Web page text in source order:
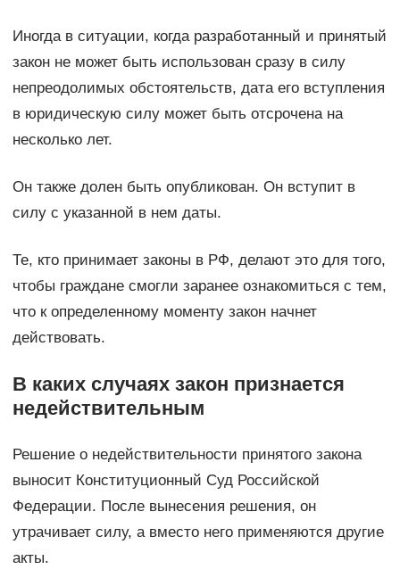
Иногда в ситуации, когда разработанный и принятый
закон не может быть использован сразу в силу
непреодолимых обстоятельств, дата его вступления
в юридическую силу может быть отсрочена на
несколько лет.
Он также долен быть опубликован. Он вступит в
силу с указанной в нем даты.
Те, кто принимает законы в РФ, делают это для того,
чтобы граждане смогли заранее ознакомиться с тем,
что к определенному моменту закон начнет
действовать.
В каких случаях закон признается
недействительным
Решение о недействительности принятого закона
выносит Конституционный Суд Российской
Федерации. После вынесения решения, он
утрачивает силу, а вместо него применяются другие
акты.